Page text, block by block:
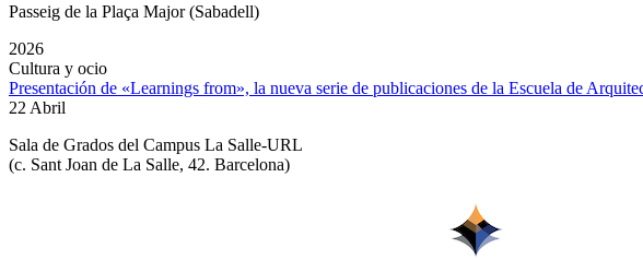
Passeig de la Plaça Major (Sabadell)
2026
Cultura y ocio
Presentación de «Learnings from», la nueva serie de publicaciones de la Escuela de
22 Abril
Sala de Grados del Campus La Salle-URL
(c. Sant Joan de La Salle, 42. Barcelona)